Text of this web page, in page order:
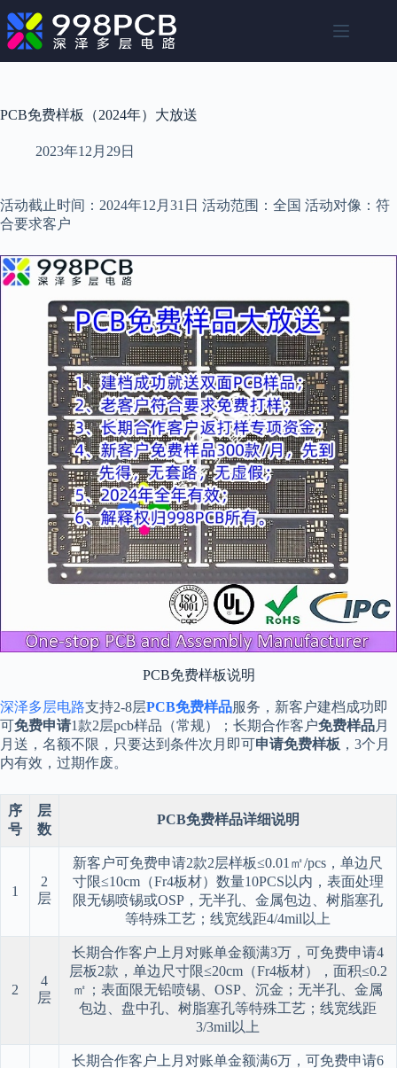
至
内
容
PCB免费样板（2024年）大放送
2023年12月29日
活动截止时间：2024年12月31日 活动范围：全国 活动对像：符
合要求客户
PCB免费样板说明
深泽多层电路支持2-8层PCB免费样品服务，新客户建档成功即
可免费申请1款2层pcb样品（常规）；长期合作客户免费样品月
月送，名额不限，只要达到条件次月即可申请免费样板 ，3个月
内有效，过期作废。
序
号
层
数
PCB免费样品详细说明
1
2
层
新客户可免费申请2款2层样板≤0.01㎡/pcs，单边尺
寸限≤10cm（Fr4板材）数量10PCS以内，表面处理
限无锡喷锡或OSP，无半孔、金属包边、树脂塞孔
等特殊工艺；线宽线距4/4mil以上
2
4
层
长期合作客户上月对账单金额满3万，可免费申请4
层板2款，单边尺寸限≤20cm（Fr4板材），面积≤0.2
㎡；表面限无铅喷锡、OSP、沉金；无半孔、金属
包边、盘中孔、树脂塞孔等特殊工艺；线宽线距
3/3mil以上
长期合作客户上月对账单金额满6万，可免费申请6